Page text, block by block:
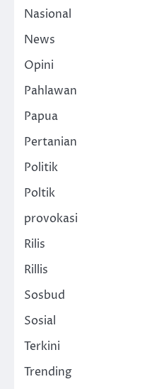
Nasional
News
Opini
Pahlawan
Papua
Pertanian
Politik
Poltik
provokasi
Rilis
Rillis
Sosbud
Sosial
Terkini
Trending